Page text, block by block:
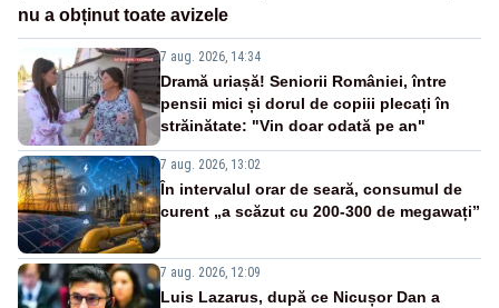
nu a obținut toate avizele
7 aug. 2026, 14:34
Dramă uriașă! Seniorii României, între
pensii mici și dorul de copiii plecați în
străinătate: "Vin doar odată pe an"
7 aug. 2026, 13:02
În intervalul orar de seară, consumul de
curent „a scăzut cu 200-300 de megawați”
7 aug. 2026, 12:09
Luis Lazarus, după ce Nicușor Dan a